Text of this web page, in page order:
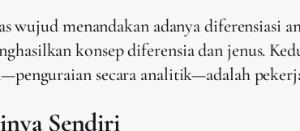
wujud menandakan adanya diferensiasi
konsep diferensia dan jenus.
secara analitik—adalah
Sendiri